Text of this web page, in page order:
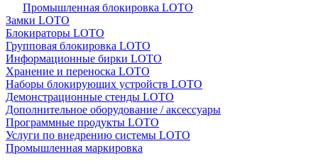
Промышленная блокировка LOTO
Замки LOTO
Блокираторы LOTO
Групповая блокировка LOTO
Информационные бирки LOTO
Хранение и переноска LOTO
Наборы блокирующих устройств LOTO
Демонстрационные стенды LOTO
Дополнительное оборудование / аксессуары
Программные продукты LOTO
Услуги по внедрению системы LOTO
Промышленная маркировка